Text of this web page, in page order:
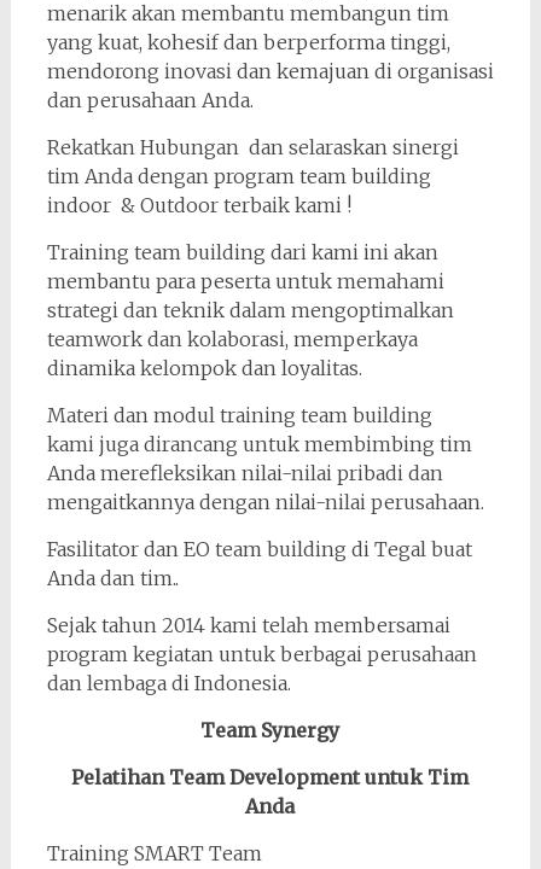
menarik akan membantu membangun tim
yang kuat, kohesif dan berperforma tinggi,
mendorong inovasi dan kemajuan di organisasi
dan perusahaan Anda.
Rekatkan Hubungan dan selaraskan sinergi
tim Anda dengan program team building
indoor & Outdoor terbaik kami !
Training team building dari kami ini akan
membantu para peserta untuk memahami
strategi dan teknik dalam mengoptimalkan
teamwork dan kolaborasi, memperkaya
dinamika kelompok dan loyalitas.
Materi dan modul training team building
kami juga dirancang untuk membimbing tim
Anda merefleksikan nilai-nilai pribadi dan
mengaitkannya dengan nilai-nilai perusahaan.
Fasilitator dan EO team building di Tegal buat
Anda dan tim..
Sejak tahun 2014 kami telah membersamai
program kegiatan untuk berbagai perusahaan
dan lembaga di Indonesia.
Team Synergy
Pelatihan Team Development untuk Tim
Anda
Training SMART Team